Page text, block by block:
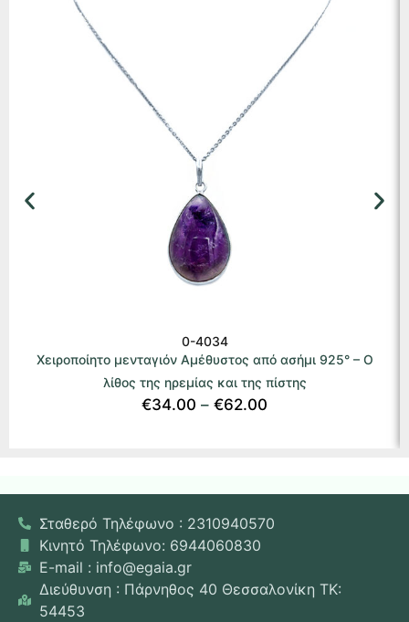
0-4034
Χειροποίητο μενταγιόν Αμέθυστος από ασήμι 925° – Ο
λίθος της ηρεμίας και της πίστης
€34.00 – €62.00
Σταθερό Τηλέφωνο : 2310940570
Κινητό Τηλέφωνο: 6944060830
E-mail : info@egaia.gr
Διεύθυνση : Πάρνηθος 40 Θεσσαλονίκη ΤΚ:
54453